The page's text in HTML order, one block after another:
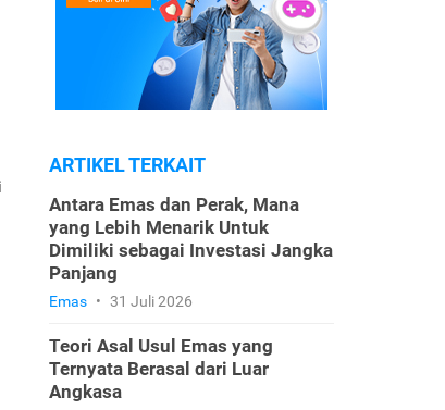
ARTIKEL TERKAIT
Antara Emas dan Perak, Mana
yang Lebih Menarik Untuk
Dimiliki sebagai Investasi Jangka
Panjang
Emas • 31 Juli 2026
Teori Asal Usul Emas yang
Ternyata Berasal dari Luar
Angkasa